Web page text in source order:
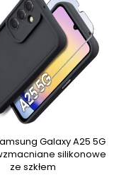
Galaxy A25 5G
silikonowe
ze szkłem